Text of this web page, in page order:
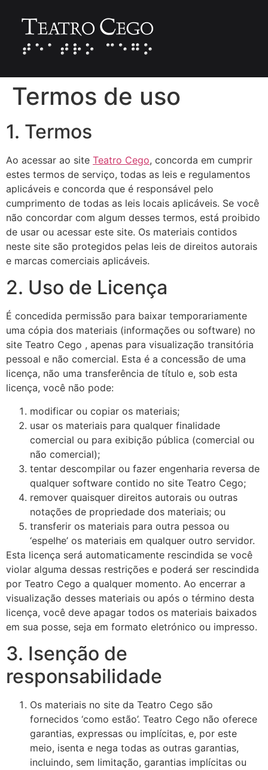
Termos de uso
1. Termos
Ao acessar ao site Teatro Cego, concorda em cumprir
estes termos de serviço, todas as leis e regulamentos
aplicáveis ​​e concorda que é responsável pelo
cumprimento de todas as leis locais aplicáveis. Se você
não concordar com algum desses termos, está proibido
de usar ou acessar este site. Os materiais contidos
neste site são protegidos pelas leis de direitos autorais
e marcas comerciais aplicáveis.
2. Uso de Licença
É concedida permissão para baixar temporariamente
uma cópia dos materiais (informações ou software) no
site Teatro Cego , apenas para visualização transitória
pessoal e não comercial. Esta é a concessão de uma
licença, não uma transferência de título e, sob esta
licença, você não pode:
modificar ou copiar os materiais;
usar os materiais para qualquer finalidade
comercial ou para exibição pública (comercial ou
não comercial);
tentar descompilar ou fazer engenharia reversa de
qualquer software contido no site Teatro Cego;
remover quaisquer direitos autorais ou outras
notações de propriedade dos materiais; ou
transferir os materiais para outra pessoa ou
‘espelhe’ os materiais em qualquer outro servidor.
Esta licença será automaticamente rescindida se você
violar alguma dessas restrições e poderá ser rescindida
por Teatro Cego a qualquer momento. Ao encerrar a
visualização desses materiais ou após o término desta
licença, você deve apagar todos os materiais baixados
em sua posse, seja em formato eletrónico ou impresso.
3. Isenção de
responsabilidade
Os materiais no site da Teatro Cego são
fornecidos ‘como estão’. Teatro Cego não oferece
garantias, expressas ou implícitas, e, por este
meio, isenta e nega todas as outras garantias,
incluindo, sem limitação, garantias implícitas ou